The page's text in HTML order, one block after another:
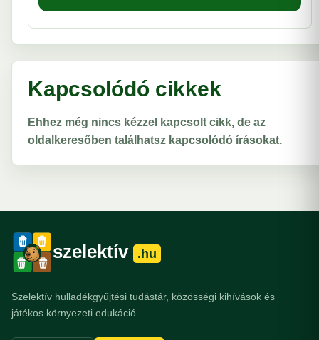
Kapcsolódó cikkek
Ehhez még nincs kézzel kapcsolt cikk, de az
oldalkeresőben találhatsz kapcsolódó írásokat.
szelektív .hu
Szelektív hulladékgyűjtési tudástár, közösségi kihívások és
játékos környezeti edukáció.